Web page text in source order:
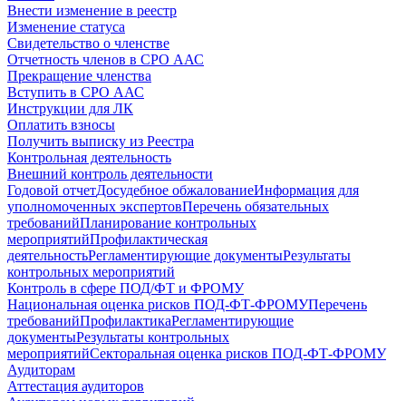
Внести изменение в реестр
Изменение статуса
Свидетельство о членстве
Отчетность членов в СРО ААС
Прекращение членства
Вступить в СРО ААС
Инструкции для ЛК
Оплатить взносы
Получить выписку из Реестра
Контрольная деятельность
Внешний контроль деятельности
Годовой отчетДосудебное обжалованиеИнформация для
уполномоченных экспертовПеречень обязательных
требованийПланирование контрольных
мероприятийПрофилактическая
деятельностьРегламентирующие документыРезультаты
контрольных мероприятий
Контроль в сфере ПОД/ФТ и ФРОМУ
Национальная оценка рисков ПОД-ФТ-ФРОМУПеречень
требованийПрофилактикаРегламентирующие
документыРезультаты контрольных
мероприятийСекторальная оценка рисков ПОД-ФТ-ФРОМУ
Аудиторам
Аттестация аудиторов